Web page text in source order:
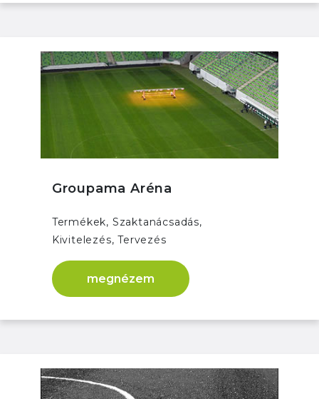
Groupama Aréna
Termékek, Szaktanácsadás,
Kivitelezés, Tervezés
megnézem